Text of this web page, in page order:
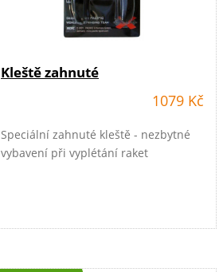
Kleště zahnuté
1079 Kč
Speciální zahnuté kleště - nezbytné
vybavení při vyplétání raket